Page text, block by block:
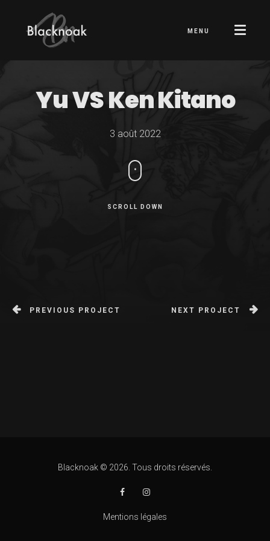
MENU
Yu VSKen Kitano
3 août 2022
SCROLL DOWN
PREVIOUS PROJECT NEXT PROJECT
Blacknoak © 2026. Tous droits réservés.
Mentions légales